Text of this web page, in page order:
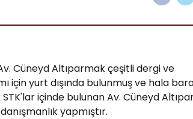
Cüneyd Altıparmak çeşitli dergi ve
yurt dışında bulunmuş ve hala
içinde bulunan Av. Cüneyd
yapmıştır.